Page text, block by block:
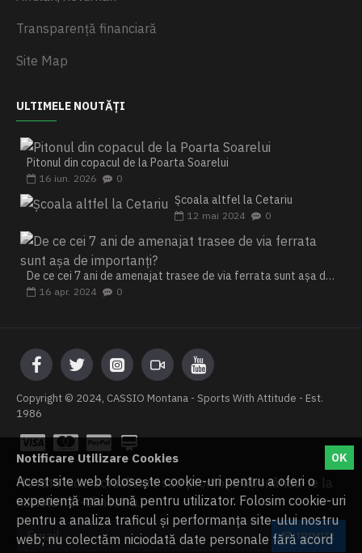
Transparență financiară
Site Map
ULTIMELE NOUTĂȚI
Pitonul din copacul de la Poarta Soarelui
16 iun. 2026 0
Școala altfel la Cetariu
12 mai 2024 0
De ce cei 7 ani de amenajat trasee de via ferrata sunt așa de importanți?
16 apr. 2024 0
Copyright © 2024, CASSIO Montana - Sports With Attitude - Est.
1986
Nu rata nicio actualizare sau promoție abonându-te la
newsletter-ul nostru.
TRIMITE
OK
Notificare Utilizare Cookies
Acest site web folosește cookie-uri pentru a oferi o
experiență mai bună pentru utilizator. Folosim cookie-uri
pentru a analiza traficul și performanța site-ului nostru
web; nu colectăm niciodată date personale fără acord